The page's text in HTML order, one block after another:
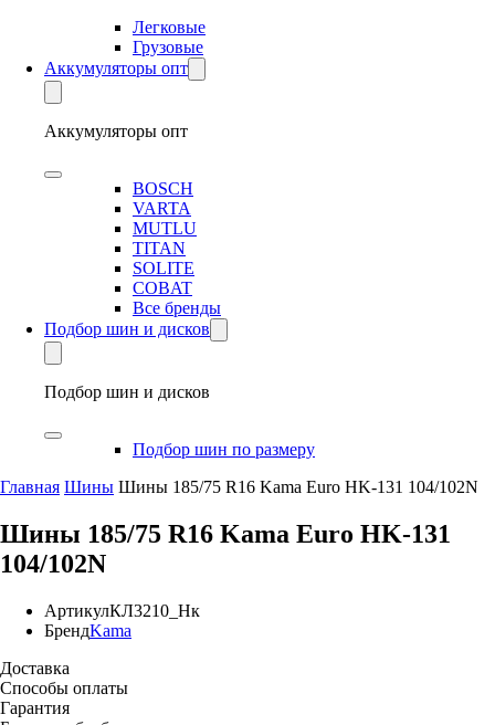
Легковые
Грузовые
Аккумуляторы опт
Аккумуляторы опт
BOSCH
VARTA
MUTLU
TITAN
SOLITE
COBAT
Все бренды
Подбор шин и дисков
Подбор шин и дисков
Подбор шин по размеру
Главная Шины Шины 185/75 R16 Kama Euro HK-131 104/102N
Шины 185/75 R16 Kama Euro HK-131
104/102N
АртикулКЛ3210_Нк
БрендKama
Доставка
Способы оплаты
Гарантия